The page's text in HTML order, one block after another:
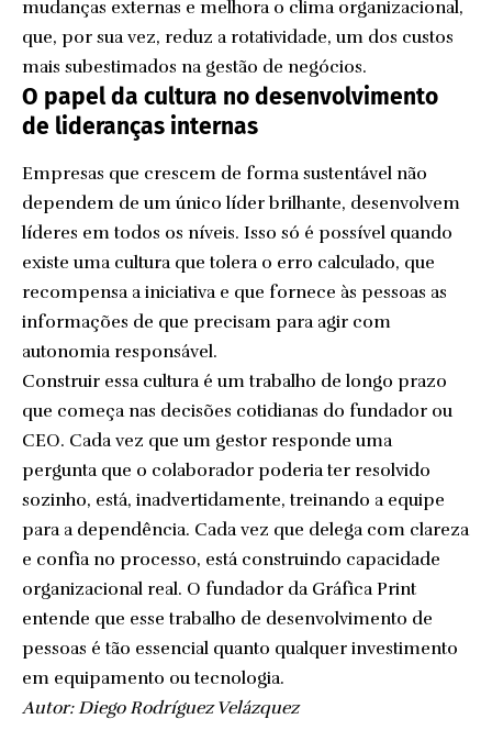
mudanças externas e melhora o clima organizacional,
que, por sua vez, reduz a rotatividade, um dos custos
mais subestimados na gestão de negócios.
O papel da cultura no desenvolvimento
de lideranças internas
Empresas que crescem de forma sustentável não
dependem de um único líder brilhante, desenvolvem
líderes em todos os níveis. Isso só é possível quando
existe uma cultura que tolera o erro calculado, que
recompensa a iniciativa e que fornece às pessoas as
informações de que precisam para agir com
autonomia responsável.
Construir essa cultura é um trabalho de longo prazo
que começa nas decisões cotidianas do fundador ou
CEO. Cada vez que um gestor responde uma
pergunta que o colaborador poderia ter resolvido
sozinho, está, inadvertidamente, treinando a equipe
para a dependência. Cada vez que delega com clareza
e confia no processo, está construindo capacidade
organizacional real. O fundador da Gráfica Print
entende que esse trabalho de desenvolvimento de
pessoas é tão essencial quanto qualquer investimento
em equipamento ou tecnologia.
Autor: Diego Rodríguez Velázquez